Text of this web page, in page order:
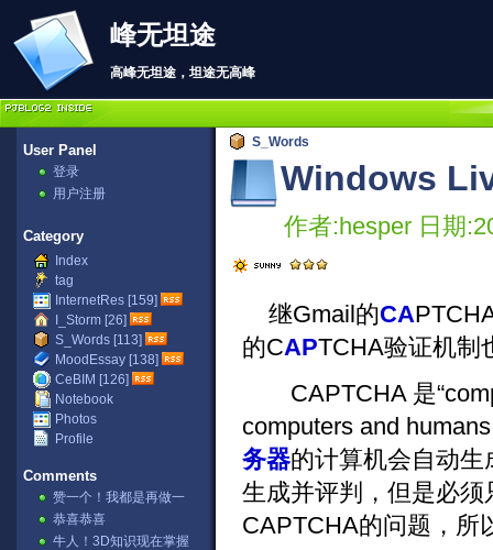
峰无坦途
高峰无坦途，坦途无高峰
S_Words
Windows
作者:hesper 日期
继Gmail的CA
的CAPTCHA验证机制
CAPTCHA 是
computers and
务器的计算机会自动
生成并评判，但是必
CAPTCHA的问题，所
User Panel
登录
用户注册
Category
Index
tag
InternetRes [159]
I_Storm [26]
S_Words [113]
MoodEssay [138]
CeBIM [126]
Notebook
Photos
Profile
Comments
赞一个！我都是再做一
张表，然后用公式。⊙﹏
⊙b汗
恭喜恭喜
牛人！3D知识现在掌握